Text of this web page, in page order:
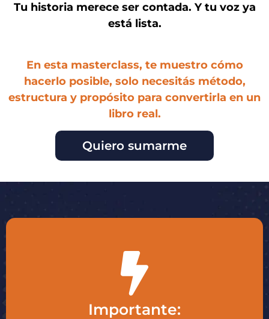
Tu historia merece ser contada. Y tu voz ya
está lista.
En esta masterclass, te muestro cómo
hacerlo posible, solo necesitás método,
estructura y propósito para convertirla en un
libro real.
Quiero sumarme
Importante: